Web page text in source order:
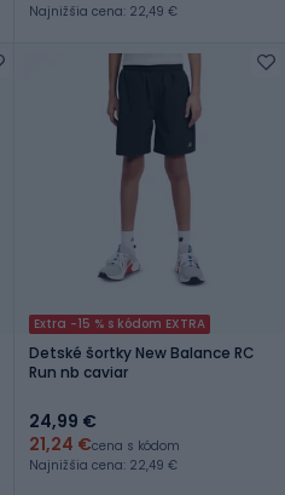
Najnižšia cena: 22,49 €
Extra -15 % s kódom EXTRA
Detské šortky New Balance RC
Run nb caviar
24,99 €
21,24 €cena s kódom
Najnižšia cena: 22,49 €